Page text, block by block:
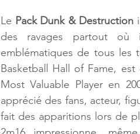
Le Pack Dunk & Destruction
des ravages partout où
emblématiques de tous les
Basketball Hall of Fame,
Most Valuable Player en
apprécié des fans, acteur,
fait des apparitions lors de